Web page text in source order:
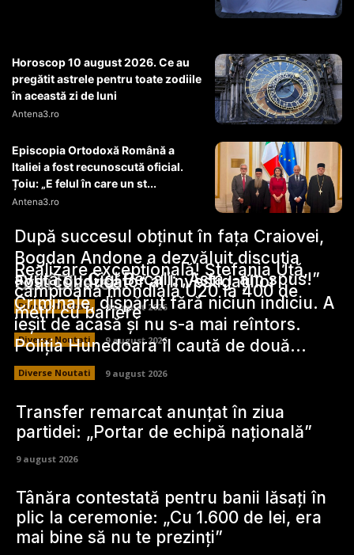
Horoscop 10 august 2026. Ce au
pregătit astrele pentru toate zodiile
în această zi de luni
Antena3.ro
Episcopia Ortodoxă Română a
Italiei a fost recunoscută oficial.
Țoiu: „E felul în care un st...
Antena3.ro
Stiri Diverse:
După succesul obținut în fața Craiovei,
Bogdan Andone a dezvăluit discuția
avută cu Gigi Becali: „Asta i-am spus!”
Diverse Noutati 9 august 2026
Realizare excepțională! Ștefania Uță,
campioană mondială U20 la 400 de
metri cu bariere
Diverse Noutati 9 august 2026
Fost conducător al Investigațiilor
Criminale, dispărut fără niciun indiciu. A
ieșit de acasă și nu s-a mai reîntors.
Poliția Hunedoara îl caută de două...
Diverse Noutati 9 august 2026
Transfer remarcat anunțat în ziua
partidei: „Portar de echipă națională”
9 august 2026
Tânăra contestată pentru banii lăsați în
plic la ceremonie: „Cu 1.600 de lei, era
mai bine să nu te prezinți”